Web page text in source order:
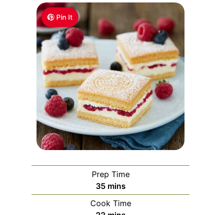
Pin It
Prep Time
35m
i
n
mins
Cook Time